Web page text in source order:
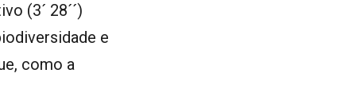
(3´ 28´´)
e
como a